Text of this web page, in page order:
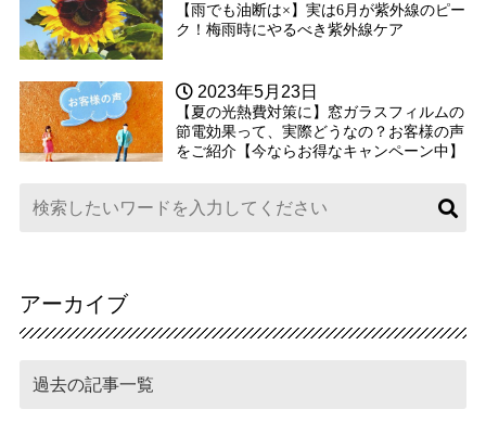
【雨でも油断は×】実は6月が紫外線のピー
ク！梅雨時にやるべき紫外線ケア
2023年5月23日
【夏の光熱費対策に】窓ガラスフィルムの
節電効果って、実際どうなの？お客様の声
をご紹介【今ならお得なキャンペーン中】
アーカイブ